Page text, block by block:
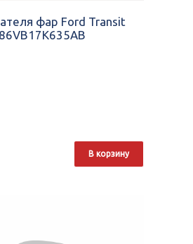
фар Ford Transit
В корзину